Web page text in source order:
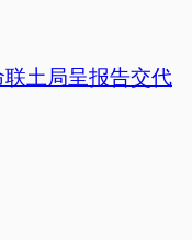
土局呈报告交代